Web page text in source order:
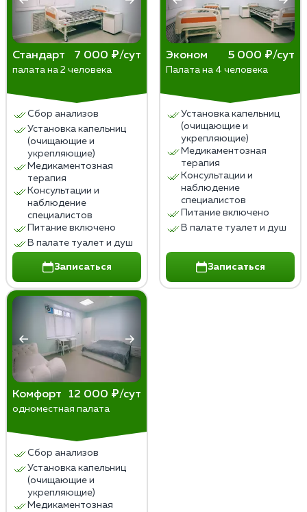
послекодировочного периода, низкой мотивации к
лечению или сильного стресса. Отрицательные
последствия проявляются в виде психических
расстройств (депрессия, тревога, бессонница,
галлюцинации), соматических осложнений
(гипертония, аритмия, гастрит, язва), суицидальных
тенденций или смерти от передозировки алкоголя.
Стандарт 7 000 ₽/сут
палата на 2 человека
Сбор анализов
Установка капельниц
(очищающие и
укрепляющие)
Медикаментозная
терапия
Консультации и
наблюдение
специалистов
Питание включено
В палате туалет и душ
Записаться
Эконом 5 000 ₽/сут
Палата на 4 человека
Установка капельниц
(очищающие и
укрепляющие)
Медикаментозная
терапия
Консультации и
наблюдение
специалистов
Питание включено
В палате туалет и душ
Записаться
Комфорт 12 000 ₽/сут
одноместная палата
Сбор анализов
Установка капельниц
(очищающие и
укрепляющие)
Медикаментозная